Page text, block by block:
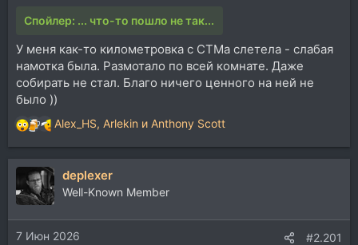
Спойлер: ... что-то пошло не так...
У меня как-то километровка с СТМа слетела - слабая
намотка была. Размотало по всей комнате. Даже
собирать не стал. Благо ничего ценного на ней не
было ))
Р
е
а
ц
и
и
:
Alex_HS, Arlekin и Anthony Scott
deplexer
Well-Known Member
7 Июн 2026 #2.201